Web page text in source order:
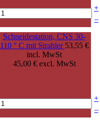
+
–
Schneidestation, CNS 30-
110 ° C mit Strahler 53,55 €
incl. MwSt
45,00 € excl. MwSt
+
–